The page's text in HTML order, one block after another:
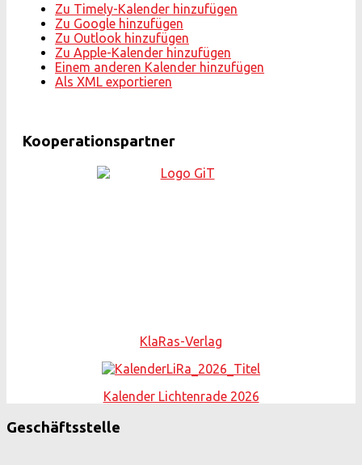
Zu Timely-Kalender hinzufügen
Zu Google hinzufügen
Zu Outlook hinzufügen
Zu Apple-Kalender hinzufügen
Einem anderen Kalender hinzufügen
Als XML exportieren
Kooperationspartner
KlaRas-Verlag
Kalender Lichtenrade 2026
Geschäftsstelle